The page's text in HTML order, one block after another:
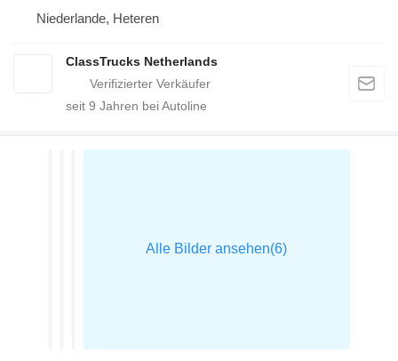
Niederlande, Heteren
ClassTrucks Netherlands
seit 9 Jahren bei Autoline